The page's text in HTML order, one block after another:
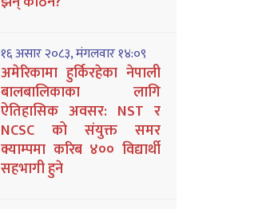
१६ असार २०८३, मंगलवार १४:०९
अमेरिकामा हुर्किरहेका नेपाली
बालबालिकाका लागि
ऐतिहासिक अवसर: NST र
NCSC को संयुक्त समर
क्याम्पमा करिब ४०० विद्यार्थी
सहभागी हुने